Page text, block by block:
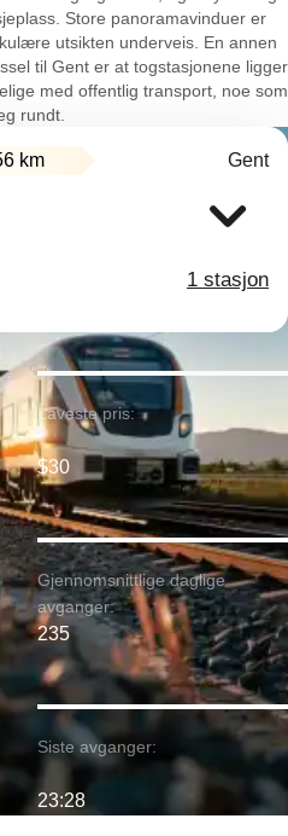
Store panoramavinduer er
utsikten underveis. En annen
til Gent er at togstasjonene ligger
med offentlig transport, noe som
rundt.
km Gent
1 stasjon
Laveste pris:
$30
Gjennomsnittlige daglige
avganger:
235
Siste avganger:
23:28